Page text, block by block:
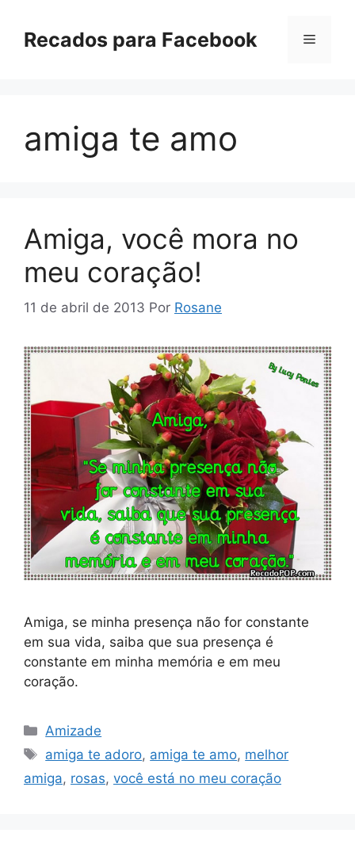
paraRecados para Facebook Menu
amiga te amo
Amiga, você mora no
meu coração!
11 de abril de 2013 Por Rosane
Amiga, se minha presença não for constante
em sua vida, saiba que sua presença é
constante em minha memória e em meu
coração.
Categorias
Amizade
Tags
amiga te adoro, amiga te amo, melhor
amiga, rosas, você está no meu coração